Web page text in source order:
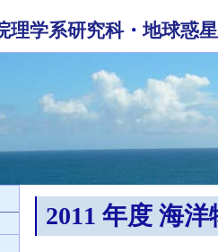
理学系研究科・地球惑
2011 年度 海